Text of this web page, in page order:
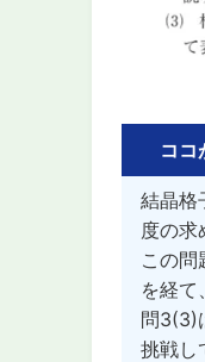
ココ
結晶格
度の求
この問
を経て
問3(3)
挑戦し